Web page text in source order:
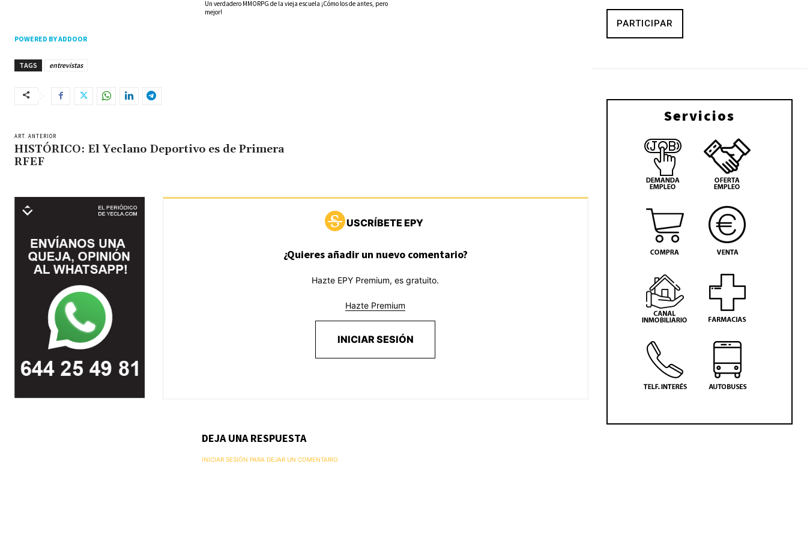
Un verdadero MMORPG de la vieja escuela ¡Cómo los de antes, pero
mejor!
POWERED BY ADDOOR
TAGS entrevistas
ART. ANTERIOR
HISTÓRICO: El Yeclano Deportivo es de Primera
RFEF
USCRÍBETE EPY
¿Quieres añadir un nuevo comentario?
Hazte EPY Premium, es gratuito.
Hazte Premium
INICIAR SESIÓN
DEJA UNA RESPUESTA
INICIAR SESIÓN PARA DEJAR UN COMENTARIO
PARTICIPAR
Servicios